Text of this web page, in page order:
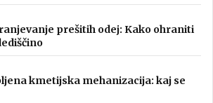
prešitih odej: Kako ohraniti
kmetijska mehanizacija: kaj se